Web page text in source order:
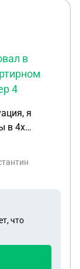
в
4
я
в 4х
номер 4,
номер
и в
у
что